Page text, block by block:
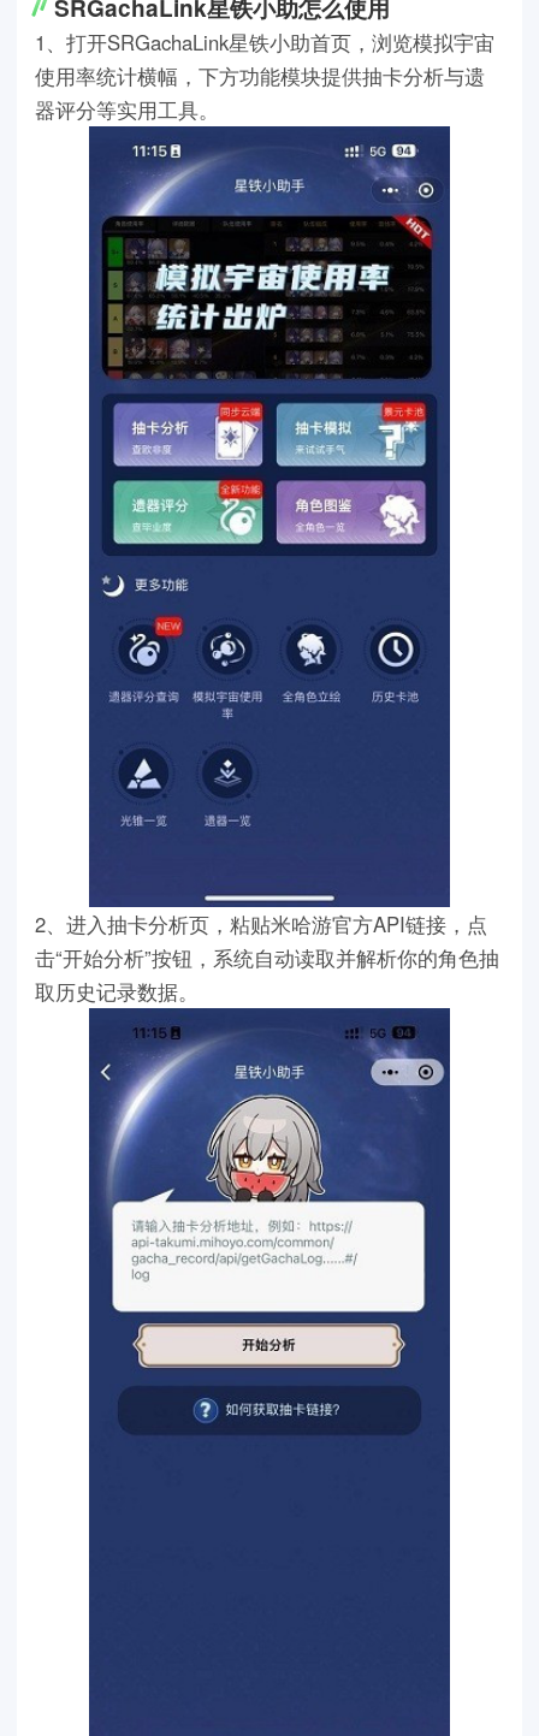
SRGachaLink星铁小助怎么使用
1、打开SRGachaLink星铁小助首页，浏览模拟宇宙
使用率统计横幅，下方功能模块提供抽卡分析与遗
器评分等实用工具。
2、进入抽卡分析页，粘贴米哈游官方API链接，点
击“开始分析”按钮，系统自动读取并解析你的角色抽
取历史记录数据。